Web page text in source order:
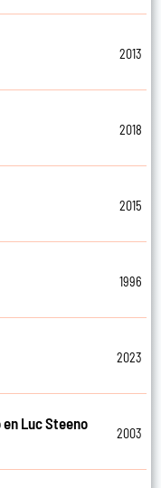
2013
2018
2015
1996
2023
Luc Steeno
2003